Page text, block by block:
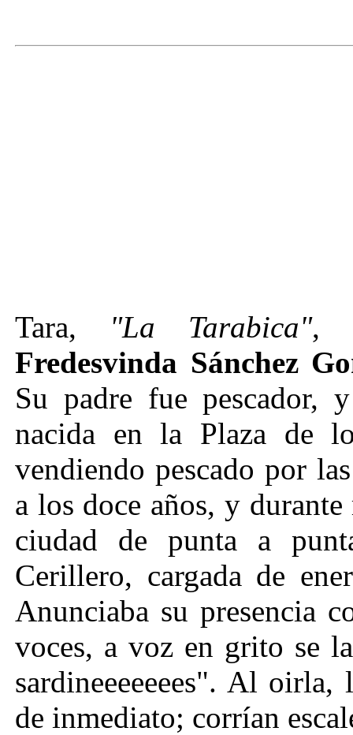
Tara, "La Tarabica",
Fredesvinda Sánchez
Su padre fue pescador,
nacida en la Plaza de
vendiendo pescado por
a los doce años, y
ciudad de punta a
Cerillero, cargada de
Anunciaba su presencia
voces, a voz en grito se
sardineeeeeees". Al
de inmediato; corrían